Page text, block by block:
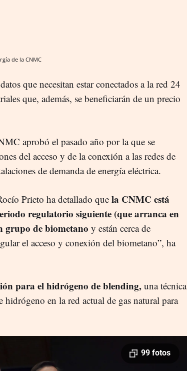
de la CNMC
que necesitan estar conectados a la red 24
que, además, se beneficiarán de un precio
aprobó el pasado año por la que se
del acceso y de la conexión a las redes de
de demanda de energía eléctrica.
Prieto ha detallado que la CNMC está
regulatorio siguiente (que arranca en
grupo de biometano y están cerca de
el acceso y conexión del biometano”, ha
para el hidrógeno de blending,una técnica
hidrógeno en la red actual de gas natural para
99 fotos